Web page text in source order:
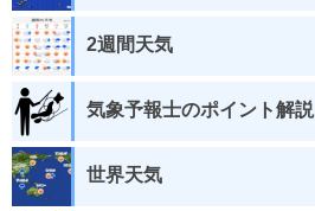
2週間天気
気象予報士のポイント解説
世界天気